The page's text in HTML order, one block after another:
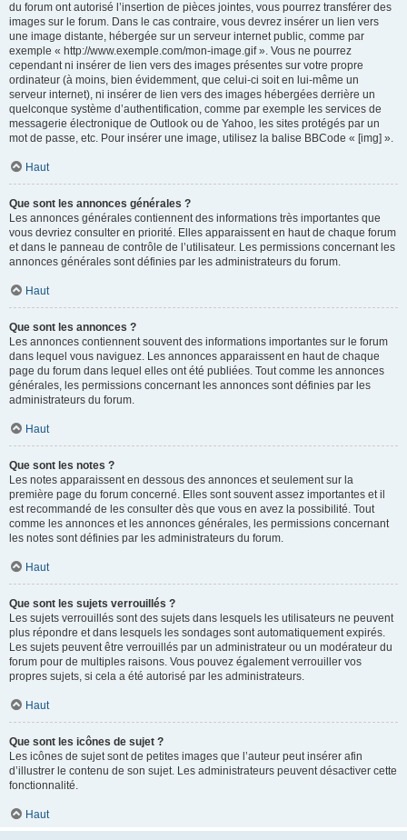
du forum ont autorisé l’insertion de pièces jointes, vous pourrez transférer des
images sur le forum. Dans le cas contraire, vous devrez insérer un lien vers
une image distante, hébergée sur un serveur internet public, comme par
exemple « http://www.exemple.com/mon-image.gif ». Vous ne pourrez
cependant ni insérer de lien vers des images présentes sur votre propre
ordinateur (à moins, bien évidemment, que celui-ci soit en lui-même un
serveur internet), ni insérer de lien vers des images hébergées derrière un
quelconque système d’authentification, comme par exemple les services de
messagerie électronique de Outlook ou de Yahoo, les sites protégés par un
mot de passe, etc. Pour insérer une image, utilisez la balise BBCode « [img] ».
Haut
Que sont les annonces générales ?
Les annonces générales contiennent des informations très importantes que
vous devriez consulter en priorité. Elles apparaissent en haut de chaque forum
et dans le panneau de contrôle de l’utilisateur. Les permissions concernant les
annonces générales sont définies par les administrateurs du forum.
Haut
Que sont les annonces ?
Les annonces contiennent souvent des informations importantes sur le forum
dans lequel vous naviguez. Les annonces apparaissent en haut de chaque
page du forum dans lequel elles ont été publiées. Tout comme les annonces
générales, les permissions concernant les annonces sont définies par les
administrateurs du forum.
Haut
Que sont les notes ?
Les notes apparaissent en dessous des annonces et seulement sur la
première page du forum concerné. Elles sont souvent assez importantes et il
est recommandé de les consulter dès que vous en avez la possibilité. Tout
comme les annonces et les annonces générales, les permissions concernant
les notes sont définies par les administrateurs du forum.
Haut
Que sont les sujets verrouillés ?
Les sujets verrouillés sont des sujets dans lesquels les utilisateurs ne peuvent
plus répondre et dans lesquels les sondages sont automatiquement expirés.
Les sujets peuvent être verrouillés par un administrateur ou un modérateur du
forum pour de multiples raisons. Vous pouvez également verrouiller vos
propres sujets, si cela a été autorisé par les administrateurs.
Haut
Que sont les icônes de sujet ?
Les icônes de sujet sont de petites images que l’auteur peut insérer afin
d’illustrer le contenu de son sujet. Les administrateurs peuvent désactiver cette
fonctionnalité.
Haut